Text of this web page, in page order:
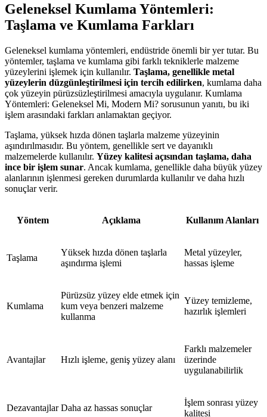
Geleneksel Kumlama Yöntemleri:
Taşlama ve Kumlama Farkları
Geleneksel kumlama yöntemleri, endüstride önemli bir yer tutar. Bu
yöntemler, taşlama ve kumlama gibi farklı tekniklerle malzeme
yüzeylerini işlemek için kullanılır. Taşlama, genellikle metal
yüzeylerin düzgünleştirilmesi için tercih edilirken, kumlama daha
çok yüzeyin pürüzsüzleştirilmesi amacıyla uygulanır. Kumlama
Yöntemleri: Geleneksel Mi, Modern Mi? sorusunun yanıtı, bu iki
işlem arasındaki farkları anlamaktan geçiyor.
Taşlama, yüksek hızda dönen taşlarla malzeme yüzeyinin
aşındırılmasıdır. Bu yöntem, genellikle sert ve dayanıklı
malzemelerde kullanılır. Yüzey kalitesi açısından taşlama, daha
ince bir işlem sunar. Ancak kumlama, genellikle daha büyük yüzey
alanlarının işlenmesi gereken durumlarda kullanılır ve daha hızlı
sonuçlar verir.
Yöntem Açıklama Kullanım Alanları
Taşlama
Yüksek hızda dönen taşlarla
aşındırma işlemi
Metal yüzeyler,
hassas işleme
Kumlama
Pürüzsüz yüzey elde etmek için
kum veya benzeri malzeme
kullanma
Yüzey temizleme,
hazırlık işlemleri
Avantajlar Hızlı işleme, geniş yüzey alanı
Farklı malzemeler
üzerinde
uygulanabilirlik
Dezavantajlar Daha az hassas sonuçlar
İşlem sonrası yüzey
kalitesi